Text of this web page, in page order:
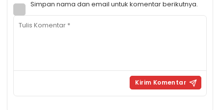
Simpan nama dan email untuk komentar berikutnya.